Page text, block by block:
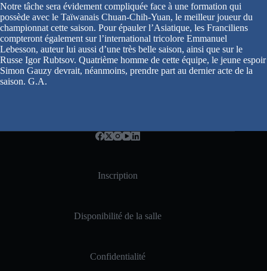
Notre tâche sera évidement compliquée face à une formation qui
possède avec le Taïwanais Chuan-Chih-Yuan, le meilleur joueur du
championnat cette saison. Pour épauler l’Asiatique, les Franciliens
compteront également sur l’international tricolore Emmanuel
Lebesson, auteur lui aussi d’une très belle saison, ainsi que sur le
Russe Igor Rubtsov. Quatrième homme de cette équipe, le jeune espoir
Simon Gauzy devrait, néanmoins, prendre part au dernier acte de la
saison. G.A.
Inscription
Disponibilité de la salle
Confidentialité